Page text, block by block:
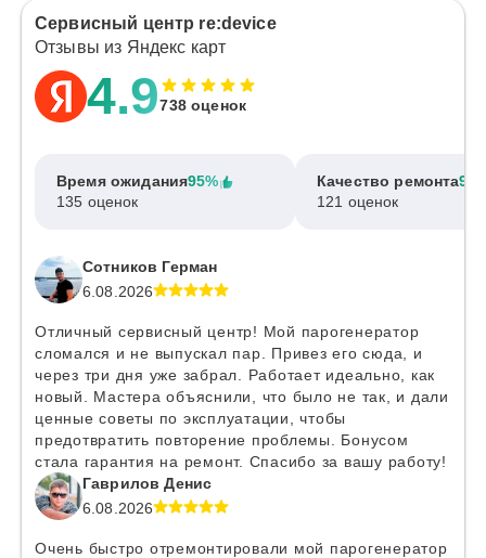
Сервисный центр re:device
Отзывы из Яндекс карт
4.9738 оценок
Время ожидания95%
135 оценок
Качество ремонта
121 оценок
Сотников Герман
6.08.2026
Отличный сервисный центр! Мой парогенератор
сломался и не выпускал пар. Привез его сюда, и
через три дня уже забрал. Работает идеально, как
новый. Мастера объяснили, что было не так, и дали
ценные советы по эксплуатации, чтобы
предотвратить повторение проблемы. Бонусом
стала гарантия на ремонт. Спасибо за вашу работу!
Гаврилов Денис
6.08.2026
Очень быстро отремонтировали мой парогенератор